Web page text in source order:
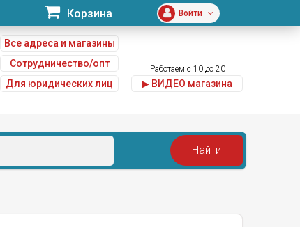
Корзина Войти
Все адреса и магазины
Сотрудничество/опт
Для юридических лиц
Работаем с 10 до 20
▶ ВИДЕО магазина